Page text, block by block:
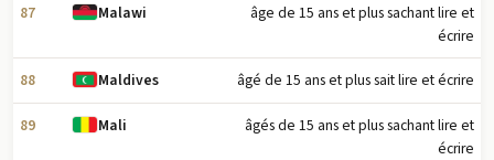
87 Malawi
âge de 15 ans et plus sachant lire et
écrire
88 Maldives âgé de 15 ans et plus sait lire et écrire
89 Mali
âgés de 15 ans et plus sachant lire et
écrire